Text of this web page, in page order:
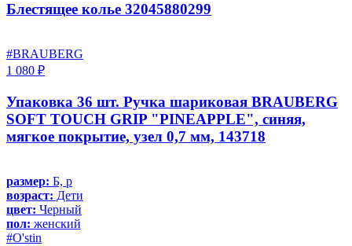
Блестящее колье 32045880299
#BRAUBERG
1 080 ₽
Упаковка 36 шт. Ручка шариковая BRAUBERG
SOFT TOUCH GRIP "PINEAPPLE", синяя,
мягкое покрытие, узел 0,7 мм, 143718
размер: Б, р
возраст: Дети
цвет: Черный
пол: женский
#O'stin